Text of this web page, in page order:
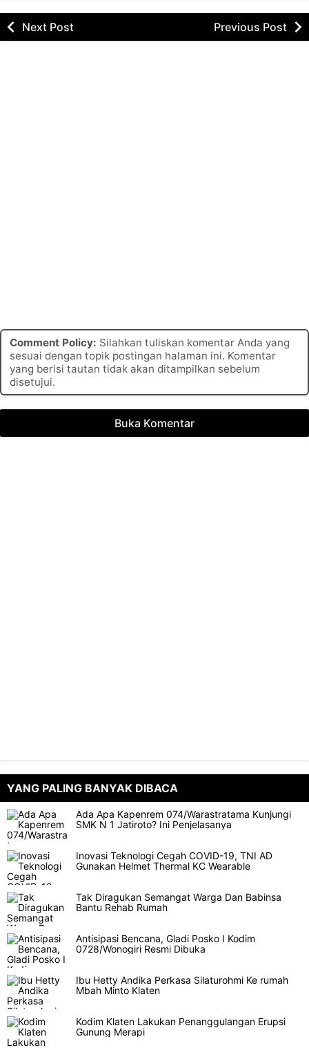
Next Post Previous Post
Comment Policy: Silahkan tuliskan komentar Anda yang
sesuai dengan topik postingan halaman ini. Komentar
yang berisi tautan tidak akan ditampilkan sebelum
disetujui.
Buka Komentar
YANG PALING BANYAK DIBACA
Ada Apa Kapenrem 074/Warastratama Kunjungi
SMK N 1 Jatiroto? Ini Penjelasanya
Inovasi Teknologi Cegah COVID-19, TNI AD
Gunakan Helmet Thermal KC Wearable
Tak Diragukan Semangat Warga Dan Babinsa
Bantu Rehab Rumah
Antisipasi Bencana, Gladi Posko I Kodim
0728/Wonogiri Resmi Dibuka
Ibu Hetty Andika Perkasa Silaturohmi Ke rumah
Mbah Minto Klaten
Kodim Klaten Lakukan Penanggulangan Erupsi
Gunung Merapi